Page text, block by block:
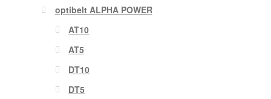
optibelt ALPHA POWER
AT10
AT5
DT10
DT5